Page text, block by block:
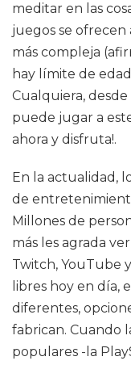
meditar en las
juegos se
más compleja
hay límite de
Cualquiera,
puede jugar a
ahora y disfruta!.
En la actualidad,
de
Millones de
más les agrada
Twitch, YouTube
libres hoy en día,
diferentes,
fabrican. Cuando
populares -la